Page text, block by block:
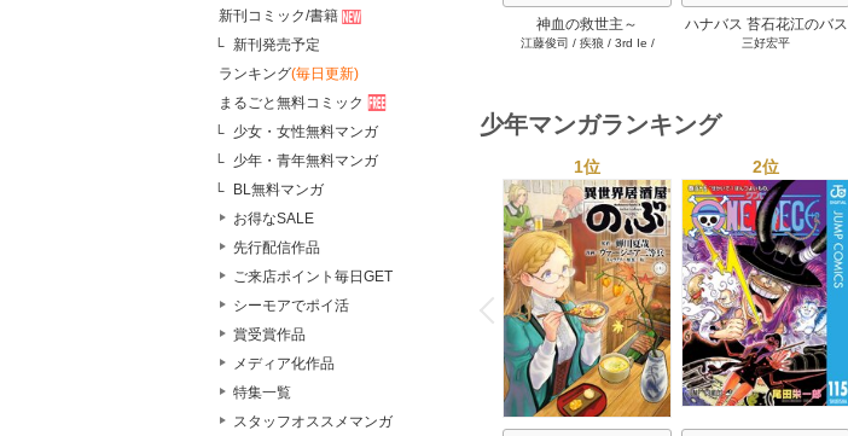
新刊コミック/書籍
新刊発売予定
ランキング(毎日更新)
まるごと無料コミック
少女・女性無料マンガ
少年・青年無料マンガ
BL無料マンガ
お得なSALE
先行配信作品
ご来店ポイント毎日GET
シーモアでポイ活
賞受賞作品
メディア化作品
特集一覧
スタッフオススメマンガ
神血の救世主～
0.00000001％を引き当て
江藤俊司 / 疾狼 / 3rd Ie /
ハナバス 苔石花江のバス
ケ論 7巻
三好宏平
少年マンガランキング
P
r
e
v
i
o
u
s
1位 2位